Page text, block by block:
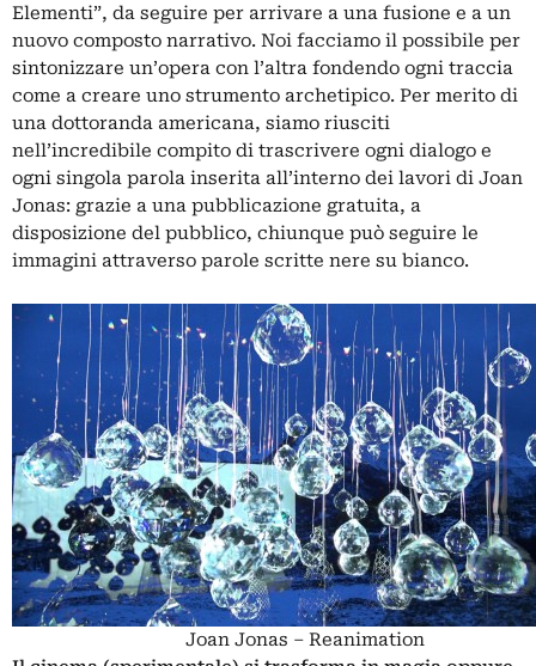
Elementi”, da seguire per arrivare a una fusione e a un
nuovo composto narrativo. Noi facciamo il possibile per
sintonizzare un’opera con l’altra fondendo ogni traccia
come a creare uno strumento archetipico. Per merito di
una dottoranda americana, siamo riusciti
nell’incredibile compito di trascrivere ogni dialogo e
ogni singola parola inserita all’interno dei lavori di Joan
Jonas: grazie a una pubblicazione gratuita, a
disposizione del pubblico, chiunque può seguire le
immagini attraverso parole scritte nere su bianco.
Joan Jonas – Reanimation